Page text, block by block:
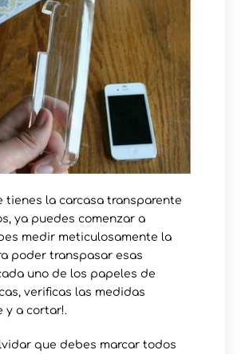
tienes la carcasa transparente
ya puedes comenzar a
medir meticulosamente la
poder transpasar esas
uno de los papeles de
verificas las medidas
y a cortar!.
que debes marcar todos